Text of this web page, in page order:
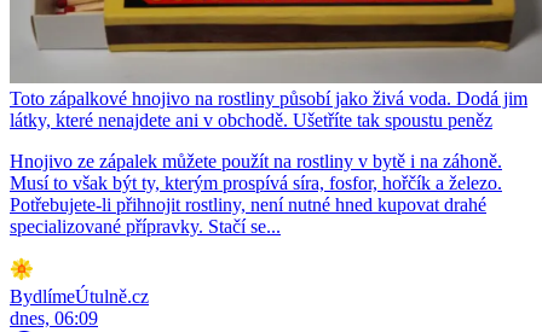
Toto zápalkové hnojivo na rostliny působí jako živá voda. Dodá jim
látky, které nenajdete ani v obchodě. Ušetříte tak spoustu peněz
Hnojivo ze zápalek můžete použít na rostliny v bytě i na záhoně.
Musí to však být ty, kterým prospívá síra, fosfor, hořčík a železo.
Potřebujete-li přihnojit rostliny, není nutné hned kupovat drahé
specializované přípravky. Stačí se...
BydlímeÚtulně.cz
dnes, 06:09